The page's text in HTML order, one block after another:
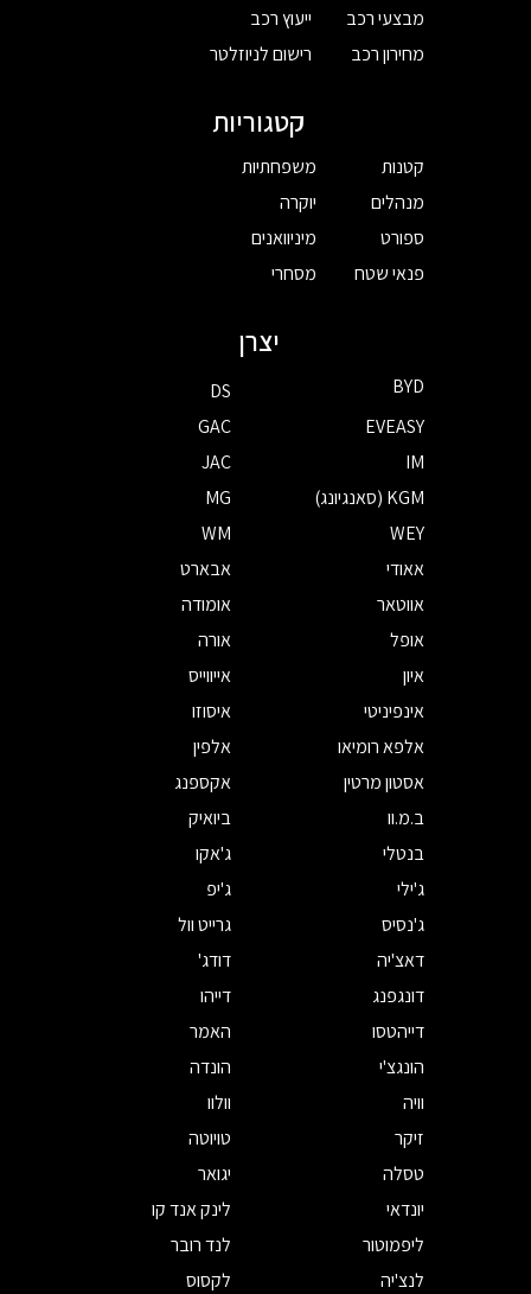
מבצעי רכב
מחירון רכב
ייעוץ רכב
רישום לניוזלטר
קטגוריות
קטנות
מנהלים
ספורט
פנאי שטח
משפחתיות
יוקרה
מיניוואנים
מסחרי
יצרן
BYD
DS
EVEASY
GAC
IM
JAC
KGM (סאנגיונג)
MG
WEY
WM
אאודי
אבארט
אווטאר
אומודה
אופל
אורה
איון
אייווייס
אינפיניטי
איסוזו
אלפא רומיאו
אלפין
אסטון מרטין
אקספנג
ב.מ.וו
ביואיק
בנטלי
ג'אקו
ג'ילי
ג'יפ
ג'נסיס
גרייט וול
דאצ'יה
דודג'
דונגפנג
דייהו
דייהטסו
האמר
הונגצ'י
הונדה
וויה
וולוו
זיקר
טויוטה
טסלה
יגואר
יונדאי
לינק אנד קו
ליפמוטור
לנד רובר
לנצ'יה
לקסוס